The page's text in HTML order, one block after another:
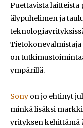
Puettavista laitteista
älypuhelimen ja
Tietokonevalmistaja
on
ympärillä.
Sony on jo ehtinyt
minkä lisäksi
yrityksen kehittämä